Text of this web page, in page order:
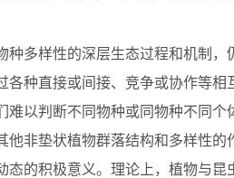
多样性的深层生态过程和机制，
种直接或间接、竞争或协作等相
以判断不同物种或同物种不同个
他非垫状植物群落结构和多样性的
的积极意义。理论上，植物与昆